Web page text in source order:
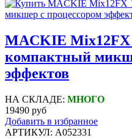
MACKIE
компактный
эффектов
НА СКЛАДЕ: МНОГО
19490 руб
Добавить в избранное
АРТИКУЛ: A052331